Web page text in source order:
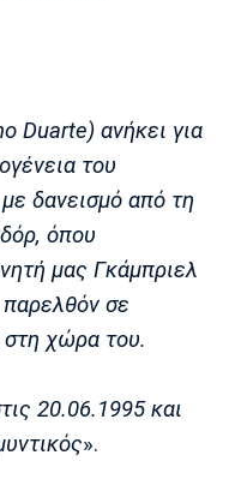
Ατλέτικο
Μαδρίτης
Άρσεναλ
Duarte) ανήκει για
του
δανεισμό από τη
όπου
μας Γκάμπριελ
σε
χώρα του.
20.06.1995 και
».